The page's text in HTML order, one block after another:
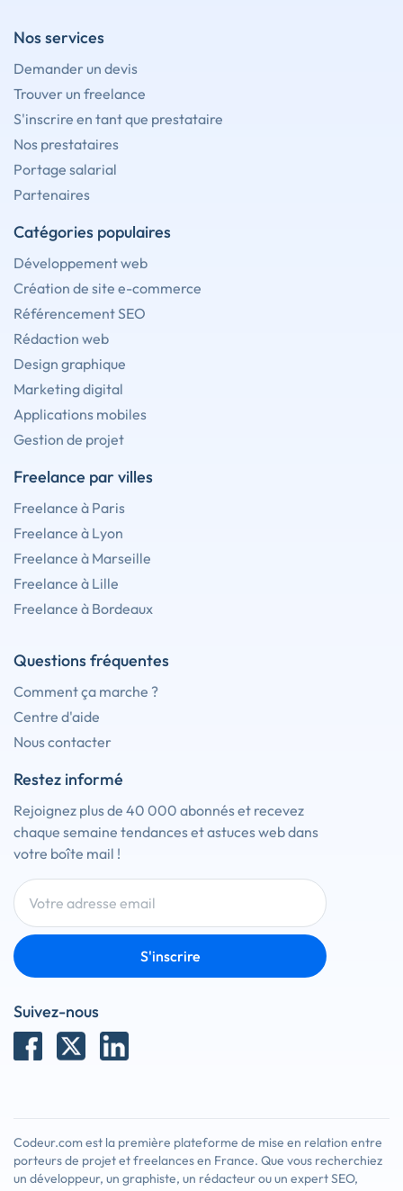
Nos services
Demander un devis
Trouver un freelance
S'inscrire en tant que prestataire
Nos prestataires
Portage salarial
Partenaires
Catégories populaires
Développement web
Création de site e-commerce
Référencement SEO
Rédaction web
Design graphique
Marketing digital
Applications mobiles
Gestion de projet
Freelance par villes
Freelance à Paris
Freelance à Lyon
Freelance à Marseille
Freelance à Lille
Freelance à Bordeaux
Questions fréquentes
Comment ça marche ?
Centre d'aide
Nous contacter
Restez informé
Rejoignez plus de 40 000 abonnés et recevez
chaque semaine tendances et astuces web dans
votre boîte mail !
S'inscrire
Suivez-nous
Codeur.com est la première plateforme de mise en relation entre
porteurs de projet et freelances en France. Que vous recherchiez
un développeur, un graphiste, un rédacteur ou un expert SEO,